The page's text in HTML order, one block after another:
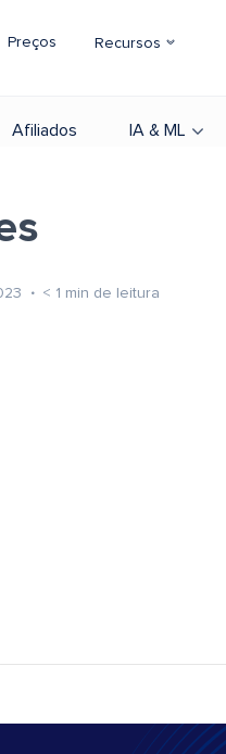
Preços Recursos
Afiliados IA & ML
< 1 min de leitura